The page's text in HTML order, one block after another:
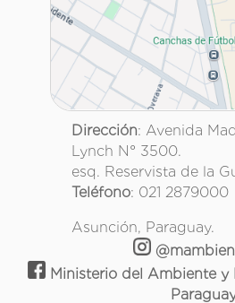
Dirección: Avenida
Lynch N° 3500.
esq. Reservista de la
Teléfono: 021 2879000
Asunción, Paraguay.
Ministerio del Ambiente y